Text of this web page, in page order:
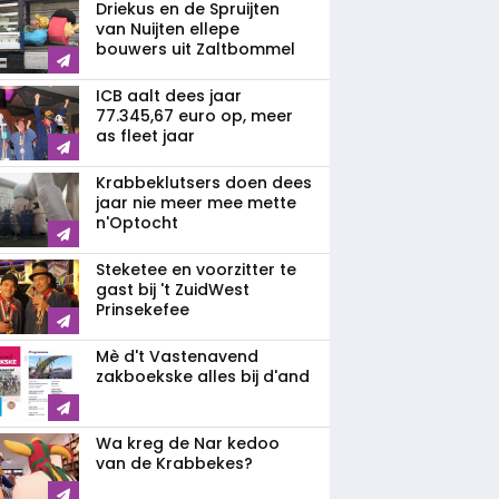
Driekus en de Spruijten
van Nuijten ellepe
bouwers uit Zaltbommel
ICB aalt dees jaar
77.345,67 euro op, meer
as fleet jaar
Krabbeklutsers doen dees
jaar nie meer mee mette
n'Optocht
Steketee en voorzitter te
gast bij 't ZuidWest
Prinsekefee
Mè d't Vastenavend
zakboekske alles bij d'and
Wa kreg de Nar kedoo
van de Krabbekes?